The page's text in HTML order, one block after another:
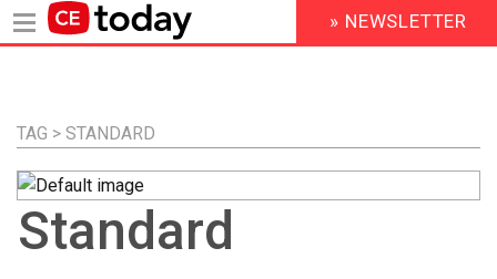
Inhalt
HEADER
MENU
» NEWSLETTER
TAG > STANDARD
Standard